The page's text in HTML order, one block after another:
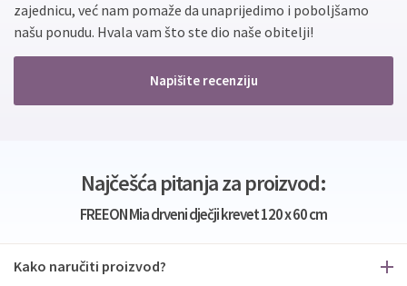
zajednicu, već nam pomaže da unaprijedimo i poboljšamo
našu ponudu. Hvala vam što ste dio naše obitelji!
Napišite recenziju
Najčešća pitanja za proizvod:
FREEON Mia drveni dječji krevet 120 x 60 cm
Kako naručiti proizvod?